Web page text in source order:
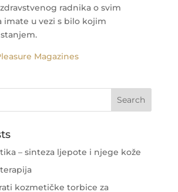
radnika o svim
imate u vezi s bilo kojim
Magazines
– sinteza ljepote i njege kože
kozmetičke torbice za